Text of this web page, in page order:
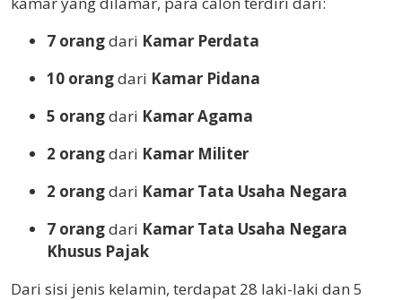
7 orangdari Kamar Perdata
10 orangdari Kamar Pidana
5 orangdari Kamar Agama
2 orangdari Kamar Militer
2 orangdari Kamar Tata Usaha Negara
7 orangdari Kamar Tata Usaha Negara
Khusus Pajak
Dari sisi jenis kelamin, terdapat 28 laki-laki dan 5